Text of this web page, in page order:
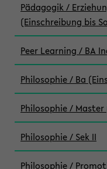
Pädagogik /
(Einschreibung bis
Peer Learning / BA
Philosophie / Ba
Philosophie / Master
Philosophie / Sek II
Philosophie /